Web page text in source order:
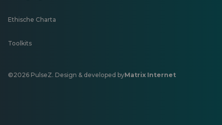
Ethische Charta
Toolkits
©2026 PulseZ. Design & developed byMatrix Internet
Öffnet